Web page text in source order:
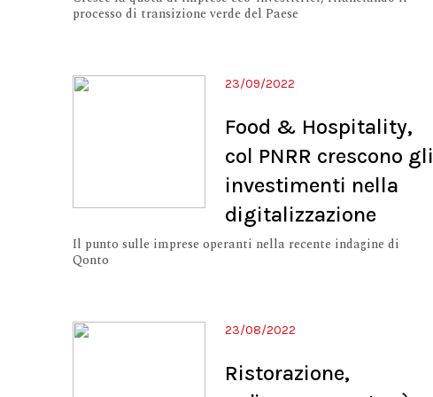
processo di transizione verde del Paese
23/09/2022
Food & Hospitality,
col PNRR crescono gli
investimenti nella
digitalizzazione
Il punto sulle imprese operanti nella recente indagine di
Qonto
23/08/2022
Ristorazione,